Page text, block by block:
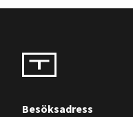
Besöksadress